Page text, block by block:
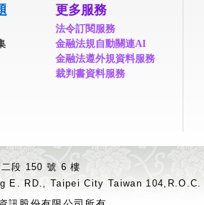
更多服務
法令訂閱服務
金融法規自動關連AI
金融法遵外規資料服務
裁判書資料服務
段 150 號 6 樓
E. RD., Taipei City Taiwan 104,R.O.C.